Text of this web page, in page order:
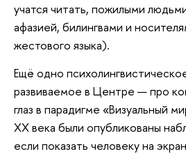
учатся читать, пожилыми
афазией, билингвами и
жестового языка).
Ещё одно
развиваемое в Центре — про
глаз в парадигме «Визуальный
XX века были опубликованы
если показать человеку на